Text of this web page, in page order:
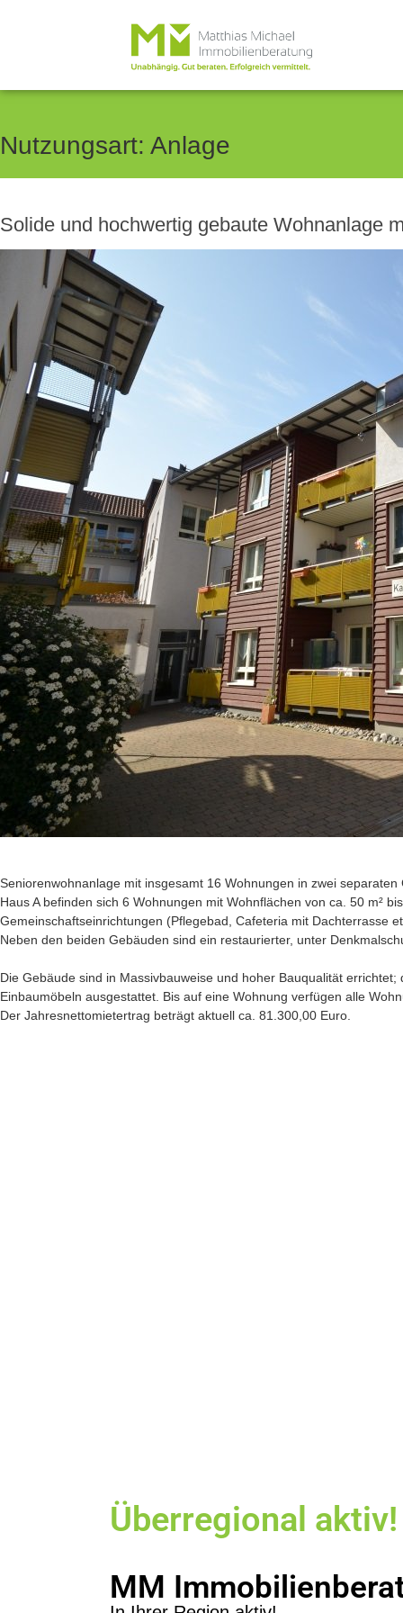
Nutzungsart: Anlage
Solide und hochwertig gebaute Wohnanlage
Seniorenwohnanlage mit insgesamt 16 Wohnungen in zwei
Haus A befinden sich 6 Wohnungen mit Wohnflächen von ca. 50 m²
Gemeinschaftseinrichtungen (Pflegebad, Cafeteria mit Dachterrasse
Neben den beiden Gebäuden sind ein restaurierter, unter
Die Gebäude sind in Massivbauweise und hoher Bauqualität
Einbaumöbeln ausgestattet. Bis auf eine Wohnung verfügen alle
Der Jahresnettomietertrag beträgt aktuell ca. 81.300,00 Euro.
Überregional aktiv!
MM